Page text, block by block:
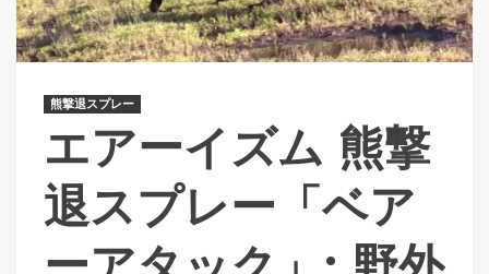
熊撃退スプレー
エアーイズム 熊撃
退スプレー「ベア